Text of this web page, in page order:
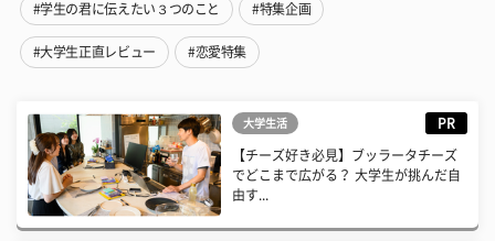
#学生の君に伝えたい３つのこと #特集企画
#大学生正直レビュー #恋愛特集
大学生活 PR
【チーズ好き必見】ブッラータチーズ
でどこまで広がる？ 大学生が挑んだ自
由す...